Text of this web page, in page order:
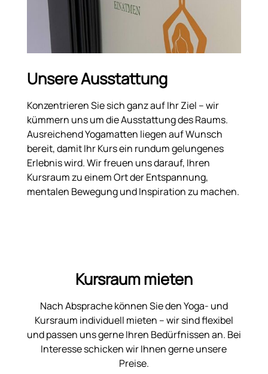
Unsere Ausstattung
Konzentrieren Sie sich ganz auf Ihr Ziel – wir
kümmern uns um die Ausstattung des Raums.
Ausreichend Yogamatten liegen auf Wunsch
bereit, damit Ihr Kurs ein rundum gelungenes
Erlebnis wird. Wir freuen uns darauf, Ihren
Kursraum zu einem Ort der Entspannung,
mentalen Bewegung und Inspiration zu machen.
Kursraum mieten
Nach Absprache können Sie den Yoga- und
Kursraum individuell mieten – wir sind flexibel
und passen uns gerne Ihren Bedürfnissen an. Bei
Interesse schicken wir Ihnen gerne unsere
Preise.